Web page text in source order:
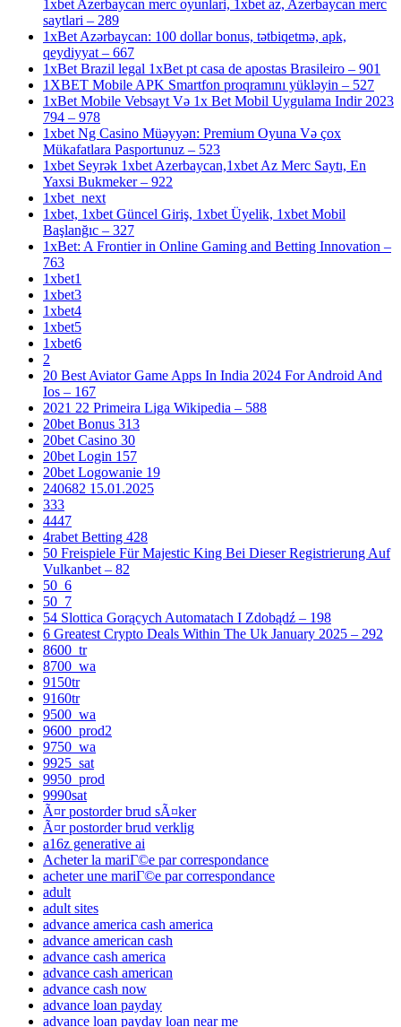
1xbet Azerbaycan merc oyunlari, 1xbet az, Azerbaycan merc
saytlari – 289
1xBet Azərbaycan: 100 dollar bonus, tətbiqetmə, apk,
qeydiyyat – 667
1xBet Brazil legal 1xBet pt casa de apostas Brasileiro – 901
1XBET Mobile APK Smartfon proqramını yükləyin – 527
1xBet Mobile Vebsayt Və 1x Bet Mobil Uygulama Indir 2023
794 – 978
1xbet Ng Casino Müəyyən: Premium Oyuna Və çox
Mükafatlara Pasportunuz – 523
1xbet Seyrək 1xbet Azerbaycan,1xbet Az Merc Saytı, En
Yaxsi Bukmeker – 922
1xbet_next
1xbet, 1xbet Güncel Giriş, 1xbet Üyelik, 1xbet Mobil
Başlanğıc – 327
1xBet: A Frontier in Online Gaming and Betting Innovation –
763
1xbet1
1xbet3
1xbet4
1xbet5
1xbet6
2
20 Best Aviator Game Apps In India 2024 For Android And
Ios – 167
2021 22 Primeira Liga Wikipedia – 588
20bet Bonus 313
20bet Casino 30
20bet Login 157
20bet Logowanie 19
240682 15.01.2025
333
4447
4rabet Betting 428
50 Freispiele Für Majestic King Bei Dieser Registrierung Auf
Vulkanbet – 82
50_6
50_7
54 Slottica Gorących Automatach I Zdobądź – 198
6 Greatest Crypto Deals Within The Uk January 2025 – 292
8600_tr
8700_wa
9150tr
9160tr
9500_wa
9600_prod2
9750_wa
9925_sat
9950_prod
9990sat
Ã¤r postorder brud sÃ¤ker
Ã¤r postorder brud verklig
a16z generative ai
Acheter la mariГ©e par correspondance
acheter une mariГ©e par correspondance
adult
adult sites
advance america cash america
advance american cash
advance cash america
advance cash american
advance cash now
advance loan payday
advance loan payday loan near me